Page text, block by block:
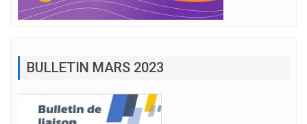
BULLETIN MARS 2023